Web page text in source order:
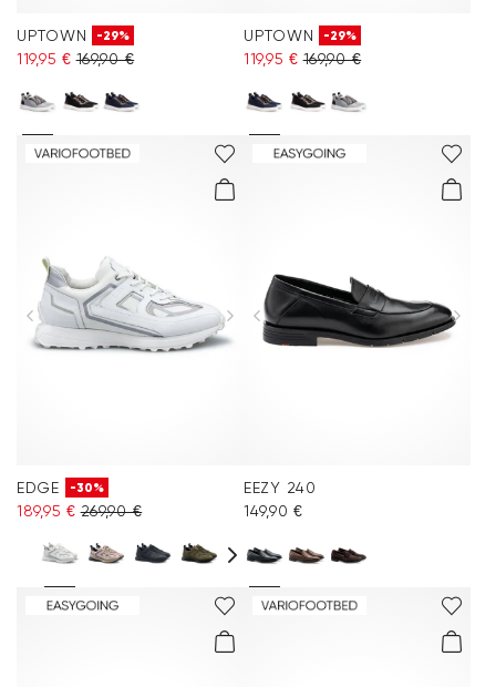
UPTOWN -29%
119,95 € 169,90 €
UPTOWN -29%
119,95 € 169,90 €
EDGE -30%
189,95 € 269,90 €
EEZY 240
149,90 €